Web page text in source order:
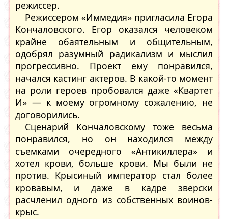
режиссер.
Режиссером «Иммедия» пригласила Егора
Кончаловского. Егор оказался человеком
крайне обаятельным и общительным,
одобрял разумный радикализм и мыслил
прогрессивно. Проект ему понравился,
начался кастинг актеров. В какой-то момент
на роли героев пробовался даже «Квартет
И» — к моему огромному сожалению, не
договорились.
Сценарий Кончаловскому тоже весьма
понравился, но он находился между
съемками очередного «Антикиллера» и
хотел крови, больше крови. Мы были не
против. Крысиный император стал более
кровавым, и даже в кадре зверски
расчленил одного из собственных воинов-
крыс.